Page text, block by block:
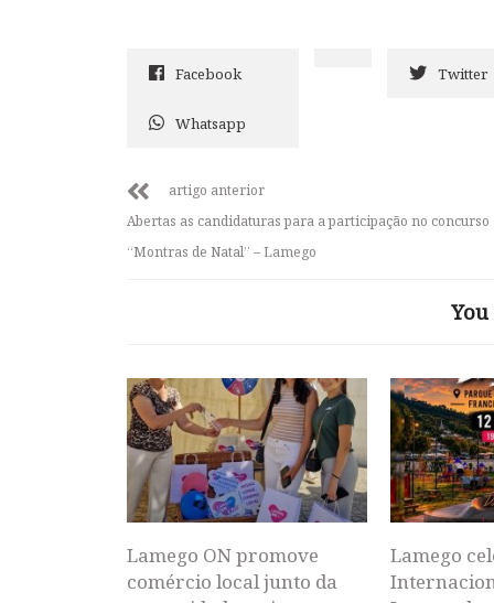
Facebook Twitter
Whatsapp
artigo anterior
Abertas as candidaturas para a participação no concurso
“Montras de Natal” – Lamego
Lamego ON promove
comércio local junto da
Lamego